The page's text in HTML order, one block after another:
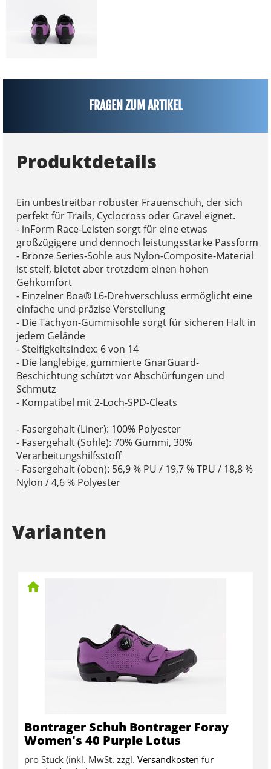
FRAGEN ZUM ARTIKEL
Produktdetails
Ein unbestreitbar robuster Frauenschuh, der sich
perfekt für Trails, Cyclocross oder Gravel eignet.
- inForm Race-Leisten sorgt für eine etwas
großzügigere und dennoch leistungsstarke Passform
- Bronze Series-Sohle aus Nylon-Composite-Material
ist steif, bietet aber trotzdem einen hohen
Gehkomfort
- Einzelner Boa® L6-Drehverschluss ermöglicht eine
einfache und präzise Verstellung
- Die Tachyon-Gummisohle sorgt für sicheren Halt in
jedem Gelände
- Steifigkeitsindex: 6 von 14
- Die langlebige, gummierte GnarGuard-
Beschichtung schützt vor Abschürfungen und
Schmutz
- Kompatibel mit 2-Loch-SPD-Cleats
- Fasergehalt (Liner): 100% Polyester
- Fasergehalt (Sohle): 70% Gummi, 30%
Verarbeitungshilfsstoff
- Fasergehalt (oben): 56,9 % PU / 19,7 % TPU / 18,8 %
Nylon / 4,6 % Polyester
Varianten
Bontrager Schuh Bontrager Foray
Women's 40 Purple Lotus
pro Stück (inkl. MwSt. zzgl. Versandkosten für